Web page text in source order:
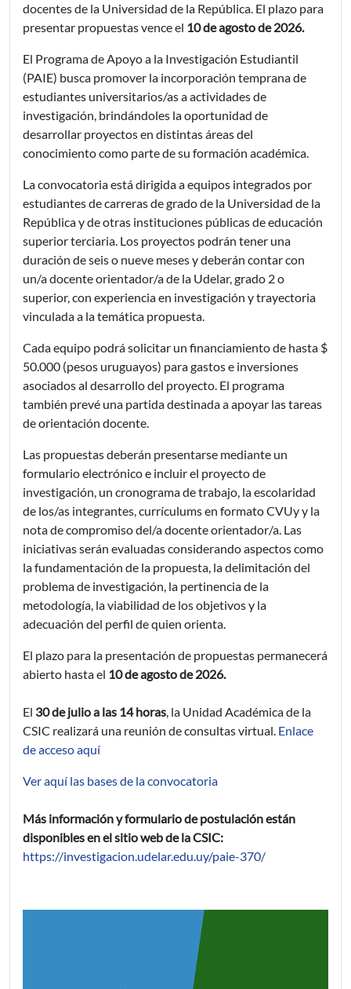
docentes de la Universidad de la República. El plazo para
presentar propuestas vence el 10 de agosto de 2026.
El Programa de Apoyo a la Investigación Estudiantil
(PAIE) busca promover la incorporación temprana de
estudiantes universitarios/as a actividades de
investigación, brindándoles la oportunidad de
desarrollar proyectos en distintas áreas del
conocimiento como parte de su formación académica.
La convocatoria está dirigida a equipos integrados por
estudiantes de carreras de grado de la Universidad de la
República y de otras instituciones públicas de educación
superior terciaria. Los proyectos podrán tener una
duración de seis o nueve meses y deberán contar con
un/a docente orientador/a de la Udelar, grado 2 o
superior, con experiencia en investigación y trayectoria
vinculada a la temática propuesta.
Cada equipo podrá solicitar un financiamiento de hasta $
50.000 (pesos uruguayos) para gastos e inversiones
asociados al desarrollo del proyecto. El programa
también prevé una partida destinada a apoyar las tareas
de orientación docente.
Las propuestas deberán presentarse mediante un
formulario electrónico e incluir el proyecto de
investigación, un cronograma de trabajo, la escolaridad
de los/as integrantes, currículums en formato CVUy y la
nota de compromiso del/a docente orientador/a. Las
iniciativas serán evaluadas considerando aspectos como
la fundamentación de la propuesta, la delimitación del
problema de investigación, la pertinencia de la
metodología, la viabilidad de los objetivos y la
adecuación del perfil de quien orienta.
El plazo para la presentación de propuestas permanecerá
abierto hasta el 10 de agosto de 2026.
El 30 de julio a las 14 horas, la Unidad Académica de la
CSIC realizará una reunión de consultas virtual. Enlace
de acceso aquí
Ver aquí las bases de la convocatoria
Más información y formulario de postulación están
disponibles en el sitio web de la CSIC:
https://investigacion.udelar.edu.uy/paie-370/